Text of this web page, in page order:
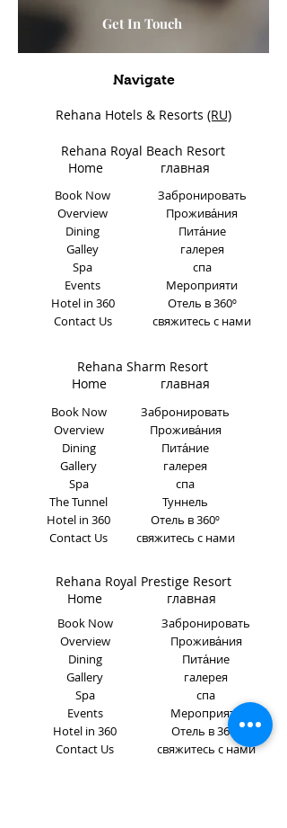
Get In Touch
Navigate
Rehana Hotels & Resorts (RU)
Book Now
Overview
Dining
Gallery
Spa
The Tunnel
Hotel in 360
Contact Us
Book Now
Overview
Dining
Gallery
Spa
Events
Hotel in 360
Contact Us
Book Now
Overview
Dining
Galley
Spa
Events
Hotel in 360
Contact Us
Забронировать
Прожива́ния
Пита́ние
галерея
спа
Мероприяти
Отель в 360º
свяжитесь с нами
Rehana Royal Beach Resort
Home
главная
Rehana Sharm Resort
Home главная
Rehana Royal Prestige Resort
Home главная
Забронировать
Прожива́ния
Пита́ние
галерея
спа
Мероприяти
Отель в 360º
свяжитесь с нами
Забронировать
Прожива́ния
Пита́ние
галерея
спа
Туннель
Отель в 360º
свяжитесь с нами